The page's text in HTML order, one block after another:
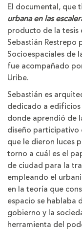
El documental, que
urbana en las
producto de la tesis
Sebastián Restrepo
Socioespaciales de
fue acompañado
Uribe.
Sebastián es
dedicado a
donde aprendió de
diseño participativo
que le dieron luces
torno a cuál es el
de ciudad para la
empleando el
en la teoría que
espacio se hablaba
gobierno y la
herramienta del